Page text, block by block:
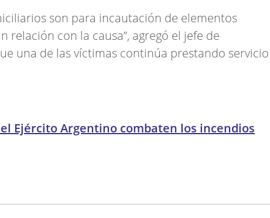
son para incautación de elementos
relación con la causa”, agregó el jefe de
una de las víctimas continúa prestando servicio
Ejército Argentino combaten los incendios